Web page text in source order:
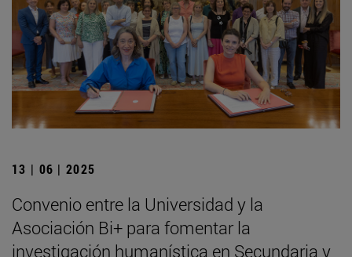
13 | 06 | 2025
Convenio entre la Universidad y la
Asociación Bi+ para fomentar la
investigación humanística en Secundaria y